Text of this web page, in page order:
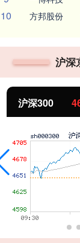
10 方邦股份
沪深
沪深300